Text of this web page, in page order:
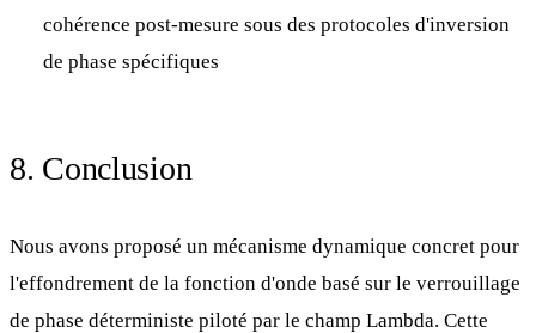
cohérence post-mesure sous des protocoles d'inversion
de phase spécifiques
8. Conclusion
Nous avons proposé un mécanisme dynamique concret pour
l'effondrement de la fonction d'onde basé sur le verrouillage
de phase déterministe piloté par le champ Lambda. Cette